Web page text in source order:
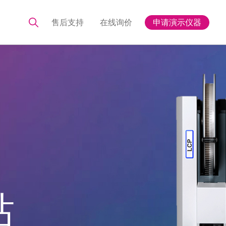
售后支持 在线询价 申请演示仪器